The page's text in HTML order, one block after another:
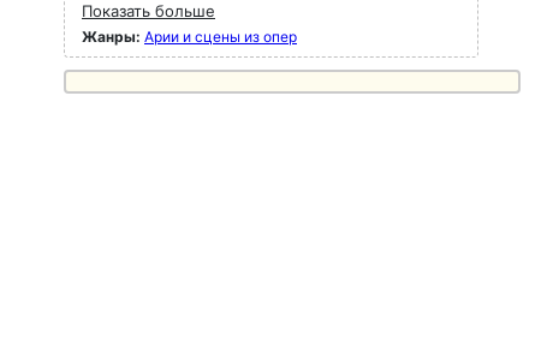
Показать больше
Жанры: Арии и сцены из опер